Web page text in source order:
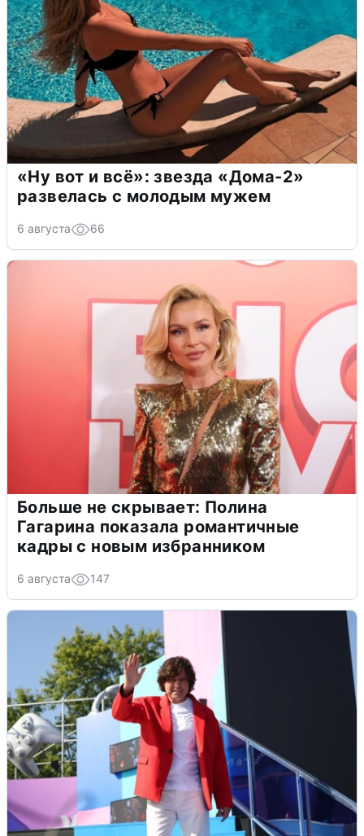
«Ну вот и всё»: звезда «Дома-2»
развелась с молодым мужем
6 августа 66
Больше не скрывает: Полина
Гагарина показала романтичные
кадры с новым избранником
6 августа 147